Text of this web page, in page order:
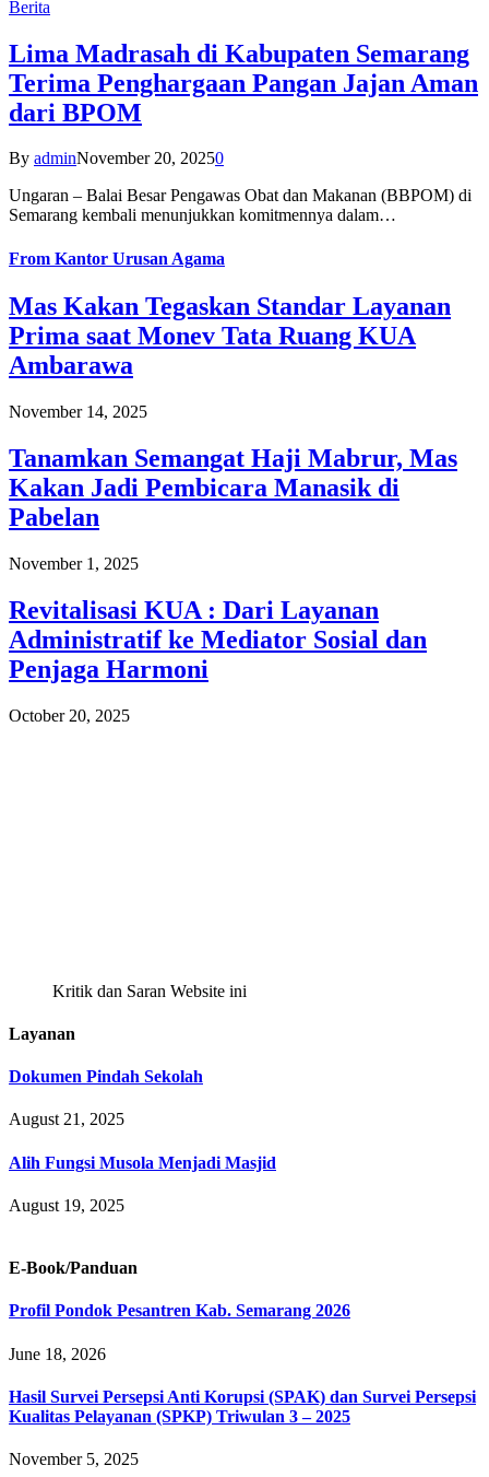
Berita
Lima Madrasah di Kabupaten Semarang
Terima Penghargaan Pangan Jajan Aman
dari BPOM
By adminNovember 20, 20250
Ungaran – Balai Besar Pengawas Obat dan Makanan (BBPOM) di
Semarang kembali menunjukkan komitmennya dalam…
From Kantor Urusan Agama
Mas Kakan Tegaskan Standar Layanan
Prima saat Monev Tata Ruang KUA
Ambarawa
November 14, 2025
Tanamkan Semangat Haji Mabrur, Mas
Kakan Jadi Pembicara Manasik di
Pabelan
November 1, 2025
Revitalisasi KUA : Dari Layanan
Administratif ke Mediator Sosial dan
Penjaga Harmoni
October 20, 2025
Kritik dan Saran Website ini
Layanan
Dokumen Pindah Sekolah
August 21, 2025
Alih Fungsi Musola Menjadi Masjid
August 19, 2025
E-Book/Panduan
Profil Pondok Pesantren Kab. Semarang 2026
June 18, 2026
Hasil Survei Persepsi Anti Korupsi (SPAK) dan Survei Persepsi
Kualitas Pelayanan (SPKP) Triwulan 3 – 2025
November 5, 2025